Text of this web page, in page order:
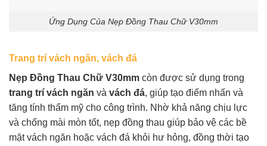
Ứng Dụng Của Nẹp Đồng Thau Chữ V30mm
Trang trí vách ngăn, vách đá
Nẹp Đồng Thau Chữ V30mm còn được sử dụng trong
trang trí vách ngăn và vách đá, giúp tạo điểm nhấn và
tăng tính thẩm mỹ cho công trình. Nhờ khả năng chịu lực
và chống mài mòn tốt, nẹp đồng thau giúp bảo vệ các bề
mặt vách ngăn hoặc vách đá khỏi hư hỏng, đồng thời tạo